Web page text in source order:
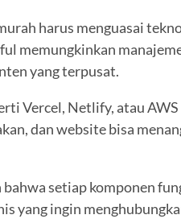
harus menguasai
memungkinkan
yang terpusat.
Vercel, Netlify, atau
dan website bisa
setiap komponen
yang ingin